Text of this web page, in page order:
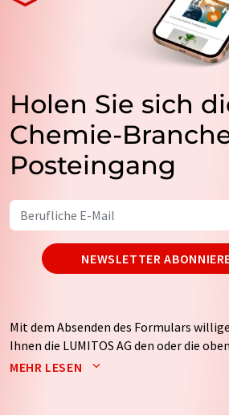
Holen Sie sich
Chemie-
Posteingang
NEWSLETTER
Mit dem Absenden des Formulars
Ihnen die LUMITOS AG den oder die
Newsletter per E-Mail zusendet. Ihre
MEHR LESEN